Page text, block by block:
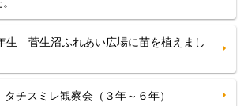
生 菅生沼ふれあい広場に苗を植えまし
タチスミレ観察会（３年～６年）